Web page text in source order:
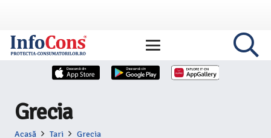
Grecia
Acasă Tari Grecia